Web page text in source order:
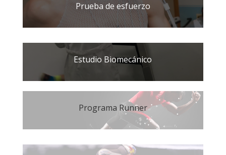
Prueba de esfuerzo
Estudio Biomecánico
Programa Runner